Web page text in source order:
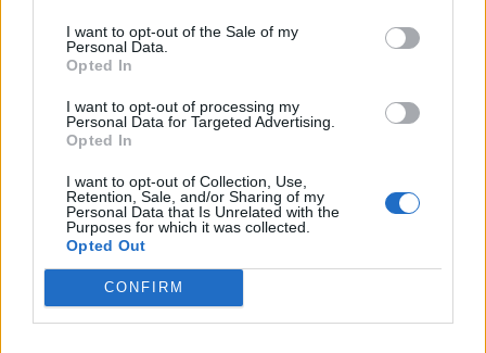
I want to opt-out of the Sale of my
Personal Data.
Opted In
I want to opt-out of processing my
Personal Data for Targeted Advertising.
Opted In
I want to opt-out of Collection, Use,
Retention, Sale, and/or Sharing of my
Personal Data that Is Unrelated with the
Purposes for which it was collected.
Opted Out
CONFIRM